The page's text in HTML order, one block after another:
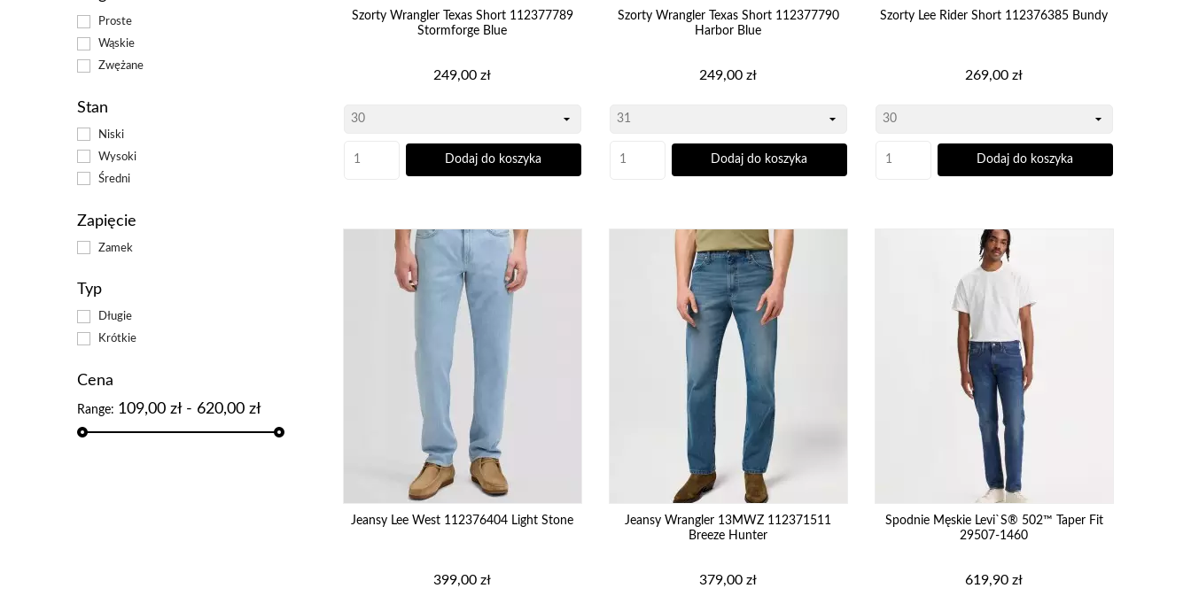
Proste
Wąskie
Zwężane
Stan
Niski
Wysoki
Średni
Zapięcie
Zamek
Typ
Długie
Krótkie
Cena
Range: 109,00 zł - 620,00 zł
martwić się ich opadaniem lub brakiem miejsca na potrzebne drobiazgi,
estetyka – wyjściowe, eleganckie szorty z jeansu prezentują się nienagannie w każdym momencie
do Twoich potrzeb.
Szorty Wrangler Texas Short 112377789
Stormforge Blue
Cena
249,00 zł
Dodaj do koszyka
Szorty Wrangler Texas Short 112377790
Harbor Blue
Cena
249,00 zł
Dodaj do koszyka
Szorty Lee Rider Short 112376385 Bundy
Cena
269,00 zł
Dodaj do koszyka
Jeansy Lee West 112376404 Light Stone
Cena
399,00 zł
Jeansy Wrangler 13MWZ 112371511
Breeze Hunter
Cena
379,00 zł
Spodnie Męskie Levi`s® 502™ Taper Fit
29507-1460
Cena
619,90 zł